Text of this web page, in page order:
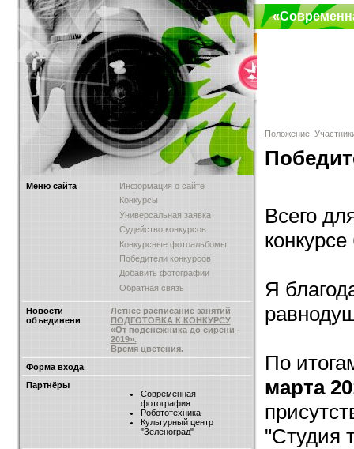
Меню сайта
Информация о сайте
Конкурсы
Универсальная заявка
Судейство конкурсов
Конкурсные фотоальбомы
Победители конкурсов
Добавить фотографии
Обратная связь
Новости
объединени
Летнее расписание занятий
ПОДГОТОВКА К КОНКУРСУ
«От подснежника до сирени -
2019».
Время цветения.
Форма входа
Партнёры
Современная
фотография
Робототехника
Культурный центр
"Зеленоград"
Положение
Всего
Я
По
марта
"Студия